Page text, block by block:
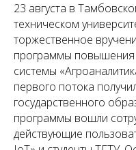
23 августа в
техническом
торжественное
программы повышения
системы
первого потока
государственного
программы вошли
действующие